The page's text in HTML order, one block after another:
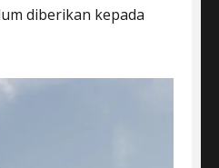
diberikan kepada